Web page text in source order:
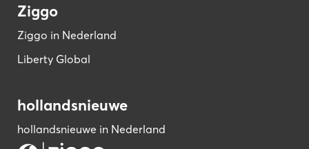
Ziggo
Ziggo in Nederland
Liberty Global
hollandsnieuwe
hollandsnieuwe in Nederland